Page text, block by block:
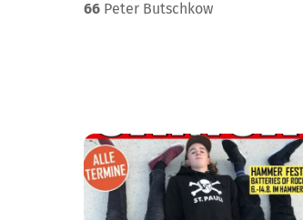
66 Peter Butschkow